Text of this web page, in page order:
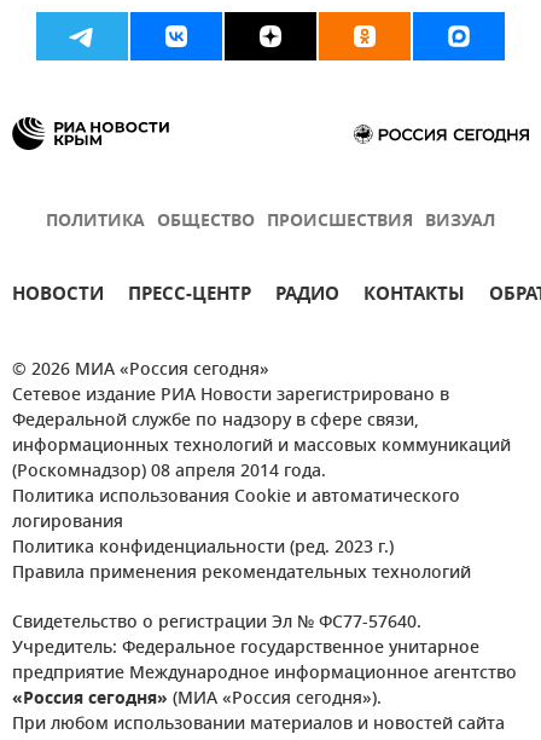
ПОЛИТИКА ОБЩЕСТВО ПРОИСШЕСТВИЯ ВИЗУАЛ
НОВОСТИ ПРЕСС-ЦЕНТР РАДИО КОНТАКТЫ
© 2026 МИА «Россия сегодня»
Сетевое издание РИА Новости зарегистрировано в
Федеральной службе по надзору в сфере связи,
информационных технологий и массовых коммуникаций
(Роскомнадзор) 08 апреля 2014 года.
Политика использования Cookie и автоматического
логирования
Политика конфиденциальности (ред. 2023 г.)
Правила применения рекомендательных технологий
Свидетельство о регистрации Эл № ФС77-57640.
Учредитель: Федеральное государственное унитарное
предприятие Международное информационное агентство
«Россия сегодня» (МИА «Россия сегодня»).
При любом использовании материалов и новостей сайта